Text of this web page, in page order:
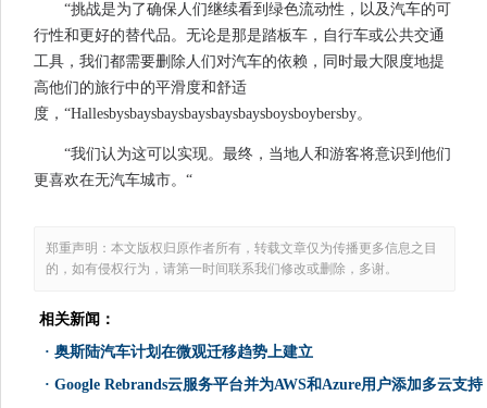
“挑战是为了确保人们继续看到绿色流动性，以及汽车的可
行性和更好的替代品。无论是那是踏板车，自行车或公共交通
工具，我们都需要删除人们对汽车的依赖，同时最大限度地提
高他们的旅行中的平滑度和舒适
度，“Hallesbysbaysbaysbaysbaysbaysboysboybersby。
“我们认为这可以实现。最终，当地人和游客将意识到他们
更喜欢在无汽车城市。“
郑重声明：本文版权归原作者所有，转载文章仅为传播更多信息之目
的，如有侵权行为，请第一时间联系我们修改或删除，多谢。
相关新闻：
· 奥斯陆汽车计划在微观迁移趋势上建立
· Google Rebrands云服务平台并为AWS和Azure用户添加多云支持